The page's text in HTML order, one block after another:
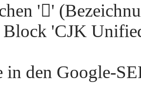
'𩡩'
Block 'CJK
in den Google-